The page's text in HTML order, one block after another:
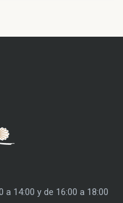
a 14:00 y de 16:00 a 18:00